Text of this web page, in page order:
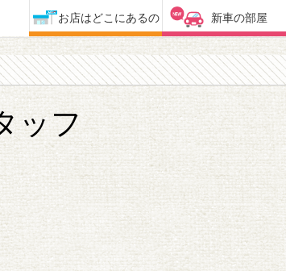
お店はどこにあるの 新車の部屋
ッフ